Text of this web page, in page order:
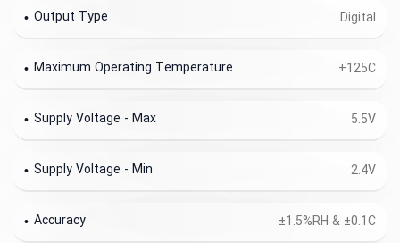
Digital
Output Type
+125C
Maximum Operating Temperature
5.5V
Supply Voltage - Max
2.4V
Supply Voltage - Min
±1.5%RH & ±0.1C
Accuracy